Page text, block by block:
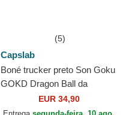
(5)
Capslab
Boné trucker preto Son Goku
GOKD Dragon Ball da
EUR 34,90